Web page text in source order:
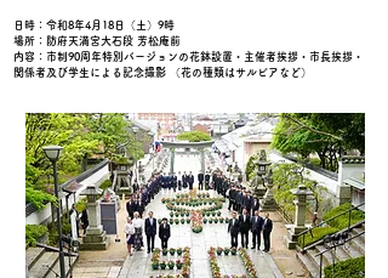
日時：令和8年4月18日（土）9時
場所：防府天満宮大石段 芳松庵前
内容：市制90周年特別バージョンの花鉢設置・主催者挨拶・市長挨拶・
関係者及び学生による記念撮影 （花の種類はサルビアなど）